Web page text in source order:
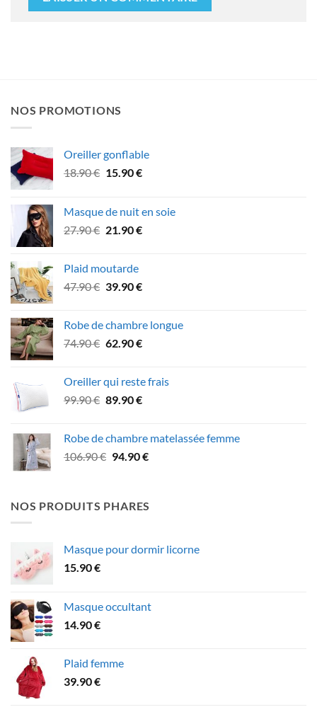
NOS PROMOTIONS
Oreiller gonflable
18.90€ Le
était :
18.90 €.
15.90€Le
est :
15.90 €.
Masque de nuit en soie
27.90€ Le
était :
27.90 €.
21.90€Le
21.90 €.
Plaid moutarde
47.90€ Le
était :
47.90 €.
39.90€Le
est :
39.90 €.
Robe de chambre longue
74.90€ Le
était :
74.90 €.
62.90€Le
est :
62.90 €.
Oreiller qui reste frais
99.90€ Le
était :
99.90 €.
89.90€Le
est :
89.90 €.
Robe de chambre matelassée femme
106.90€ Le
était :
106.90 €.
94.90€Le
est :
94.90 €.
NOS PRODUITS PHARES
Masque pour dormir licorne
15.90€
Masque occultant
14.90€
Plaid femme
39.90€